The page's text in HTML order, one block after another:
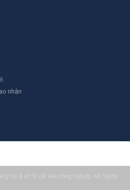
nhận
hạ & xử lý vật liệu công nghiệp. All rights